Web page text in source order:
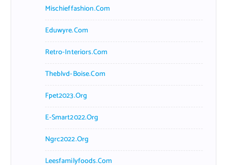
Mischieffashion.com
Eduwyre.com
Retro-Interiors.com
Theblvd-Boise.com
Fpet2023.org
E-Smart2022.org
Ngrc2022.org
Leesfamilyfoods.com